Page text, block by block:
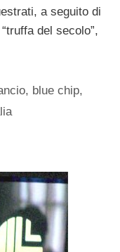
a seguito di
del secolo”,
, blue chip,